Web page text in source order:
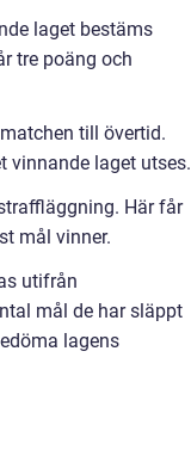
laget bestäms
tre poäng och
till övertid.
vinnande laget utses.
Här får
mål vinner.
utifrån
mål de har släppt
lagens